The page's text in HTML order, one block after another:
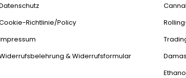
Richtlinie/Policy
& Widerrufsformular